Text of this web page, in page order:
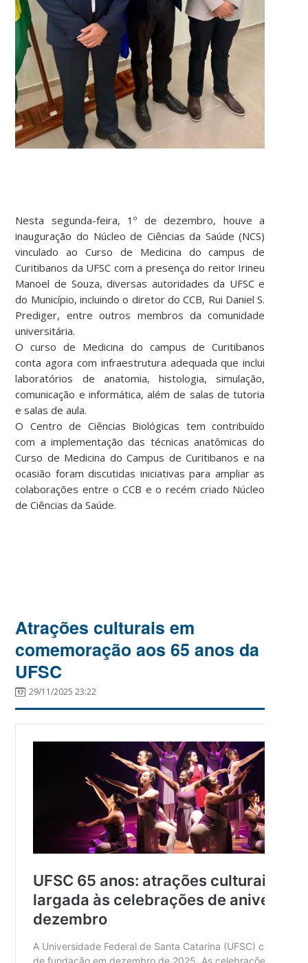
Nesta segunda-feira, 1º de dezembro, houve a
inauguração do Núcleo de Ciências da Saúde (NCS)
vinculado ao Curso de Medicina do campus de
Curitibanos da UFSC com a presença do reitor Irineu
Manoel de Souza, diversas autoridades da UFSC e
do Município, incluindo o diretor do CCB, Rui Daniel S.
Prediger, entre outros membros da comunidade
universitária.
O curso de Medicina do campus de Curitibanos
conta agora com infraestrutura adequada que inclui
laboratórios de anatomia, histologia, simulação,
comunicação e informática, além de salas de tutoria
e salas de aula.
O Centro de Ciências Biológicas tem contribuído
com a implementação das técnicas anatômicas do
Curso de Medicina do Campus de Curitibanos e na
ocasião foram discutidas iniciativas para ampliar as
colaborações entre o CCB e o recém criado Núcleo
de Ciências da Saúde.
Atrações culturais em
comemoração aos 65 anos da
UFSC
29/11/2025 23:22